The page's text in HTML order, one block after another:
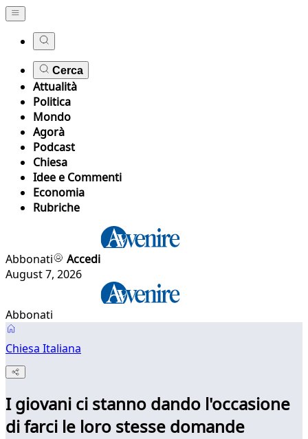
Cerca
Attualità
Politica
Mondo
Agorà
Podcast
Chiesa
Idee e Commenti
Economia
Rubriche
Abbonati
Accedi
August 7, 2026
Abbonati
Chiesa Italiana
I giovani ci stanno dando l'occasione
di farci le loro stesse domande